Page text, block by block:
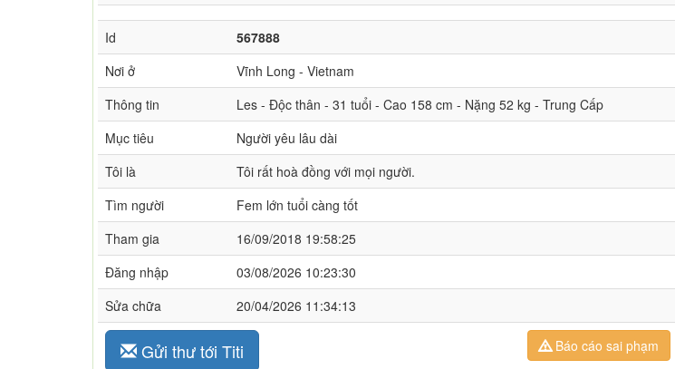
Id
567888
Nơi ở
Vĩnh Long - Vietnam
Thông tin
Les - Độc thân - 31 tuổi - Cao 158 cm - Nặng 52 kg - Trung Cấp
Mục tiêu
Người yêu lâu dài
Tôi là
Tôi rất hoà đồng với mọi người.
Tìm người
Fem lớn tuổi càng tốt
Tham gia
16/09/2018 19:58:25
Đăng nhập
03/08/2026 10:23:30
Sửa chữa
20/04/2026 11:34:13
Gửi thư tới Titi Báo cáo sai phạm